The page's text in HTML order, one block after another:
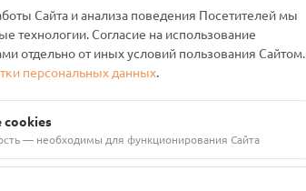
Западная, д. 26А, пом. 18
Сайта и анализа поведения Посетителей мы
технологии. Согласие на использование
отдельно от иных условий пользования Сайтом.
персональных данных.
cookies
— необходимы для функционирования Сайта